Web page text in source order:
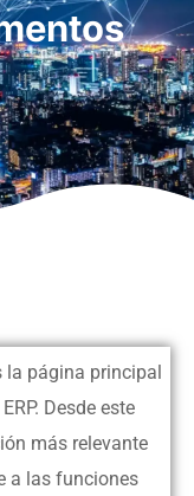
la página principal
Desde este
más relevante
a las funciones